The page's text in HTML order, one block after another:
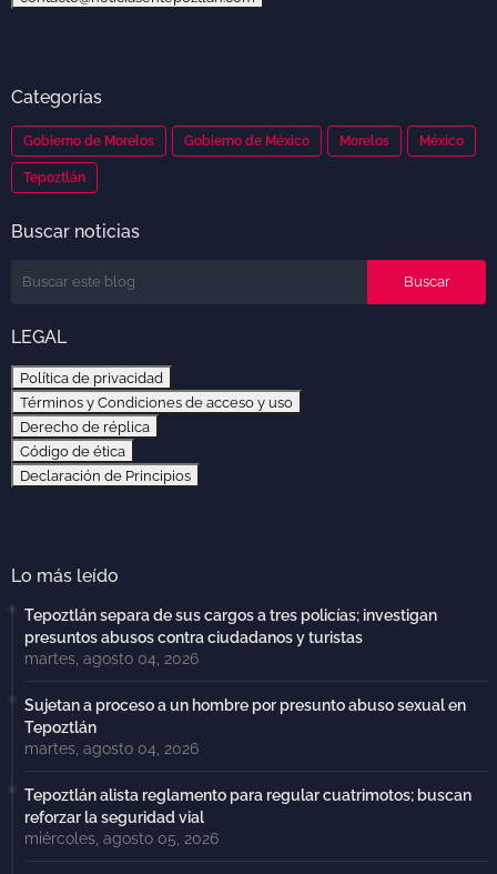
Categorías
Gobierno de Morelos Gobierno de México Morelos México
Tepoztlán
Buscar noticias
LEGAL
Política de privacidad
Términos y Condiciones de acceso y uso
Derecho de réplica
Código de ética
Declaración de Principios
Lo más leído
Tepoztlán separa de sus cargos a tres policías; investigan
presuntos abusos contra ciudadanos y turistas
martes, agosto 04, 2026
Sujetan a proceso a un hombre por presunto abuso sexual en
Tepoztlán
martes, agosto 04, 2026
Tepoztlán alista reglamento para regular cuatrimotos; buscan
reforzar la seguridad vial
miércoles, agosto 05, 2026